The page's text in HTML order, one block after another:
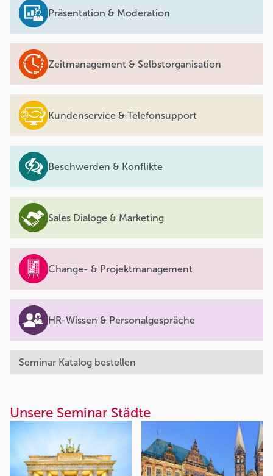
Präsentation & Moderation
Zeitmanagement & Selbstorganisation
Kundenservice & Telefonsupport
Beschwerden & Konflikte
Sales Dialoge & Marketing
Change- & Projektmanagement
HR-Wissen & Personalgespräche
Seminar Katalog bestellen
Unsere Seminar Städte